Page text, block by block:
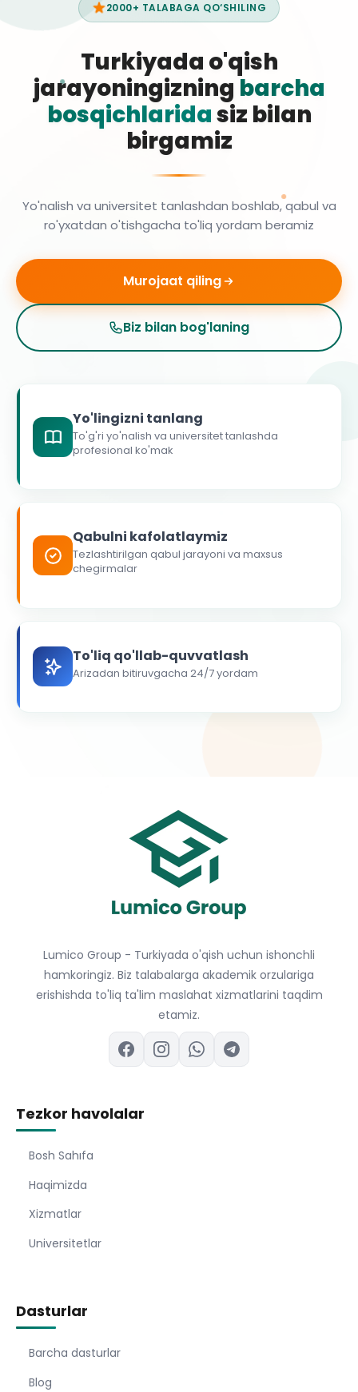
2000+ TALABAGA QO‘SHILING
Turkiyada o'qish
jarayoningizning barcha
bosqichlaridasiz bilan
birgamiz
Yo'nalish va universitet tanlashdan boshlab, qabul va
ro'yxatdan o'tishgacha to'liq yordam beramiz
Murojaat qiling
Biz bilan bog'laning
Yo'lingizni tanlang
To'g'ri yo'nalish va universitet tanlashda
profesional ko'mak
Qabulni kafolatlaymiz
Tezlashtirilgan qabul jarayoni va maxsus
chegirmalar
To'liq qo'llab-quvvatlash
Arizadan bitiruvgacha 24/7 yordam
Lumico Group - Turkiyada o'qish uchun ishonchli
hamkoringiz. Biz talabalarga akademik orzulariga
erishishda to'liq ta'lim maslahat xizmatlarini taqdim
etamiz.
Tezkor havolalar
Bosh Sahıfa
Haqimizda
Xizmatlar
Universitetlar
Dasturlar
Barcha dasturlar
Blog